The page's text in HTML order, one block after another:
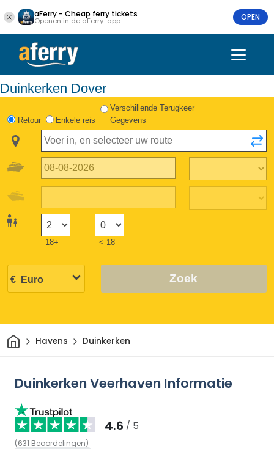
aFerry - Cheap ferry tickets
Openen in de aFerry-app OPEN
Duinkerken Dover
Retour Enkele reis
Verschillende Terugkeer
Gegevens
18+ < 18
Zoek
ThuisHavens Duinkerken
Duinkerken Veerhaven Informatie
4.6 / 5
(631 Beoordelingen)